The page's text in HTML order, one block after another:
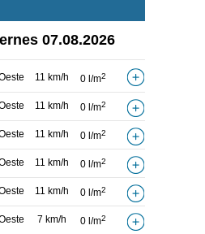
07.08.2026
11 km/h 0 l/m2
11 km/h 0 l/m2
11 km/h 0 l/m2
11 km/h 0 l/m2
11 km/h 0 l/m2
7 km/h 0 l/m2